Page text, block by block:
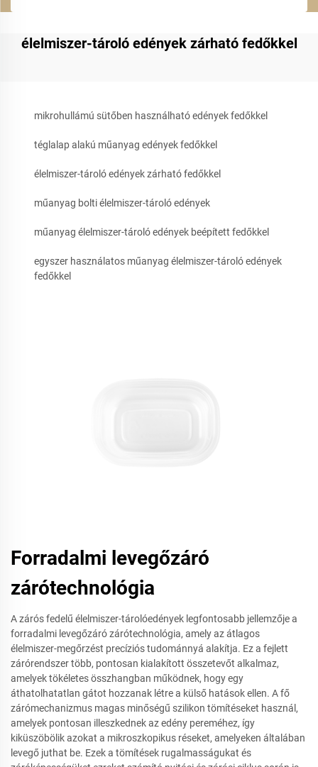
élelmiszer-tároló edények zárható fedőkkel
mikrohullámú sütőben használható edények fedőkkel
téglalap alakú műanyag edények fedőkkel
élelmiszer-tároló edények zárható fedőkkel
műanyag bolti élelmiszer-tároló edények
műanyag élelmiszer-tároló edények beépített fedőkkel
egyszer használatos műanyag élelmiszer-tároló edények
fedőkkel
Forradalmi levegőzáró
zárótechnológia
A zárós fedelű élelmiszer-tárolóedények legfontosabb jellemzője a
forradalmi levegőzáró zárótechnológia, amely az átlagos
élelmiszer-megőrzést precíziós tudománnyá alakítja. Ez a fejlett
zárórendszer több, pontosan kialakított összetevőt alkalmaz,
amelyek tökéletes összhangban működnek, hogy egy
áthatolhatatlan gátot hozzanak létre a külső hatások ellen. A fő
zárómechanizmus magas minőségű szilikon tömítéseket használ,
amelyek pontosan illeszkednek az edény pereméhez, így
kiküszöbölik azokat a mikroszkopikus réseket, amelyeken általában
levegő juthat be. Ezek a tömítések rugalmasságukat és